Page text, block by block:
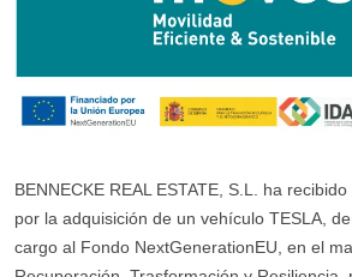
BENNECKE REAL ESTATE, S.L. ha
por la adquisición de un vehículo TESLA,
cargo al Fondo NextGenerationEU, en el